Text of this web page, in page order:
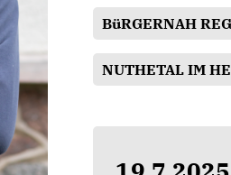
BüRGERNAH
NUTHETAL IM